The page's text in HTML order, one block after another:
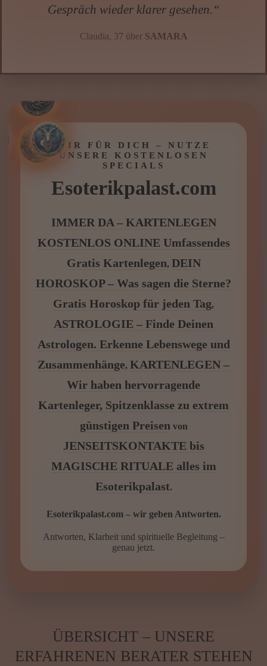
Gespräch wieder klarer gesehen.“
Claudia, 37 über SAMARA
WIR FÜR DICH – NUTZE
UNSERE KOSTENLOSEN
SPECIALS
Esoterikpalast.com
IMMER DA – KARTENLEGEN
KOSTENLOS ONLINE Umfassendes
Gratis Kartenlegen, DEIN
HOROSKOP – Was sagen die Sterne?
Gratis Horoskop für jeden Tag,
ASTROLOGIE – Finde Deinen
Astrologen. Erkenne Lebenswege und
Zusammenhänge, KARTENLEGEN –
Wir haben hervorragende
Kartenleger, Spitzenklasse zu extrem
günstigen Preisen von
JENSEITSKONTAKTE bis
MAGISCHE RITUALE alles im
Esoterikpalast.
Esoterikpalast.com – wir geben Antworten.
Antworten, Klarheit und spirituelle Begleitung –
genau jetzt.
ÜBERSICHT – UNSERE
ERFAHRENEN BERATER STEHEN